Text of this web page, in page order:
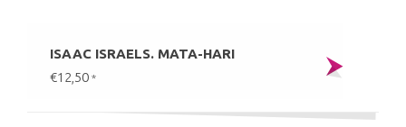
ISAAC ISRAELS. MATA-HARI
€12,50 *